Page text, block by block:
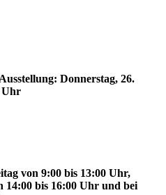
Donnerstag, 26.
Uhr
von 9:00 bis 13:00 Uhr,
14:00 bis 16:00 Uhr und bei